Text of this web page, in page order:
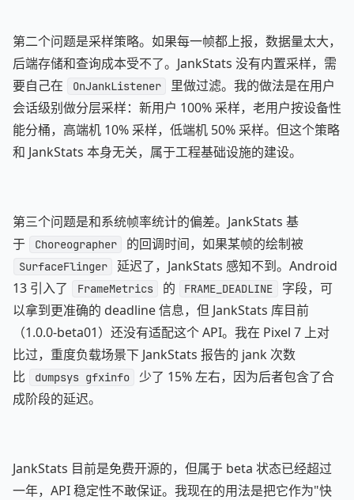
第二个问题是采样策略。如果每一帧都上报，数据量太大，
后端存储和查询成本受不了。JankStats 没有内置采样，需
要自己在
OnJankListener
里做过滤。我的做法是在用户
会话级别做分层采样：新用户 100% 采样，老用户按设备性
能分桶，高端机 10% 采样，低端机 50% 采样。但这个策略
和 JankStats 本身无关，属于工程基础设施的建设。
第三个问题是和系统帧率统计的偏差。JankStats 基
于
Choreographer 的回调时间，如果某帧的绘制被
SurfaceFlinger
延迟了，JankStats 感知不到。Android
13 引入了
FrameMetrics 的 FRAME_DEADLINE
字段，可
以拿到更准确的 deadline 信息，但 JankStats 库目前
（1.0.0-beta01）还没有适配这个 API。我在 Pixel 7 上对
比过，重度负载场景下 JankStats 报告的 jank 次数
比
dumpsys gfxinfo
少了 15% 左右，因为后者包含了合
成阶段的延迟。
JankStats 目前是免费开源的，但属于 beta 状态已经超过
一年，API 稳定性不敢保证。我现在的用法是把它作为"快